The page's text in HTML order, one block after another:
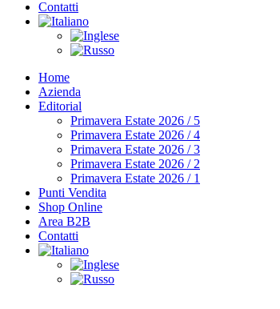
Contatti
Home
Azienda
Editorial
Primavera Estate 2026 / 5
Primavera Estate 2026 / 4
Primavera Estate 2026 / 3
Primavera Estate 2026 / 2
Primavera Estate 2026 / 1
Punti Vendita
Shop Online
Area B2B
Contatti